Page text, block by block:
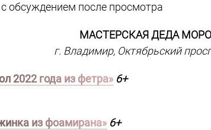
обсуждением после просмотра
МАСТЕРСКАЯ ДЕДА
г. Владимир, Октябрьский
2022 года из фетра» 6+
из фоамирана» 6+